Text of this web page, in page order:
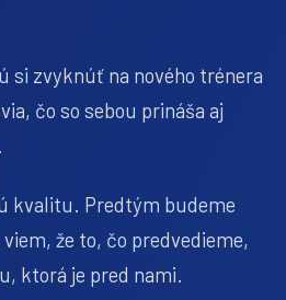
si zvyknúť na nového trénera
čo so sebou prináša aj
kvalitu. Predtým budeme
že to, čo predvedieme,
ktorá je pred nami.